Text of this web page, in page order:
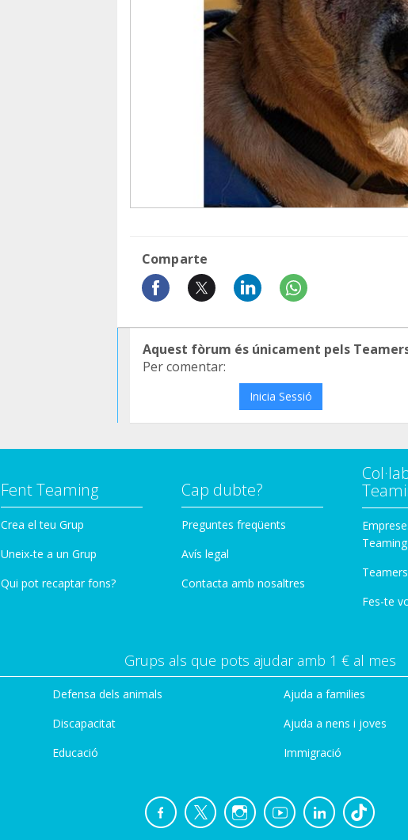
Comparte
Aquest fòrum és únicament pels
Per comentar:
Inicia Sessió
Fent Teaming
Crea el teu Grup
Uneix-te a un Grup
Qui pot recaptar fons?
Cap dubte?
Preguntes freqüents
Avís legal
Contacta amb nosaltres
Teaming
Fes-te
Grups als que pots ajudar amb 1 € al mes
Defensa dels animals
Discapacitat
Educació
Ajuda a families
Ajuda a nens i joves
Immigració